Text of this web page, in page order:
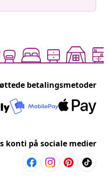
betalingsmetoder
konti på sociale medier